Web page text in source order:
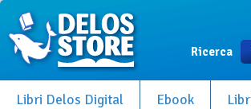
Ricerca
Libri Delos Digital Ebook